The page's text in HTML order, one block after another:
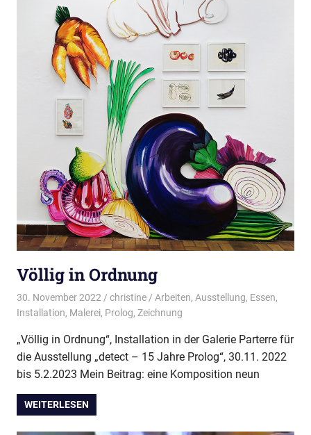
Völlig in Ordnung
30. November 2022 christine Arbeiten, Ausstellung, Essen,
Installation, Malerei, Prolog, Zeichnung
„Völlig in Ordnung“, Installation in der Galerie Parterre für
die Ausstellung „detect – 15 Jahre Prolog“, 30.11. 2022
bis 5.2.2023 Mein Beitrag: eine Komposition neun
WEITERLESEN